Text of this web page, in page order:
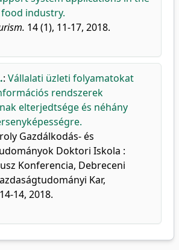
industry.
14 (1), 11-17, 2018.
: Vállalati üzleti folyamatokat
rendszerek
elterjedtsége és néhány
Gazdálkodás- és
Doktori Iskola :
Konferencia, Debreceni
Kar,
14, 2018.